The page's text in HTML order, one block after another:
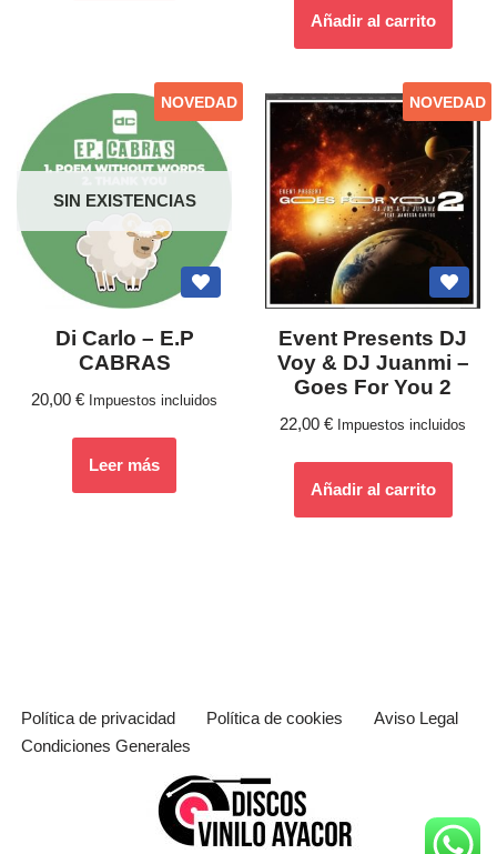
Añadir al carrito
SIN EXISTENCIAS
NOVEDAD
Di Carlo – E.P
CABRAS
20,00 € Impuestos incluidos
Leer más
NOVEDAD
Event Presents DJ
Voy & DJ Juanmi –
Goes For You 2
22,00 € Impuestos incluidos
Añadir al carrito
Política de privacidad Política de cookies
Aviso Legal
Condiciones Generales